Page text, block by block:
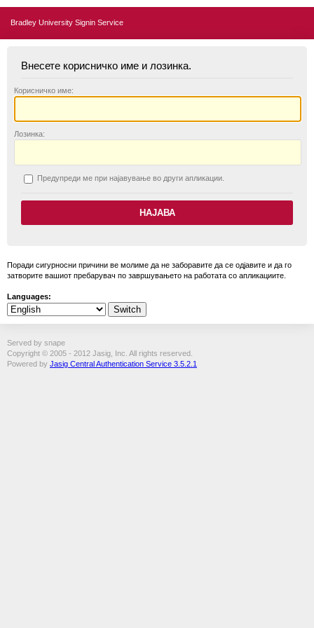
Bradley University Signin Service
Внесете корисничко име и лозинка.
Корисничко име:
Лозинка:
Предупреди ме при најавување во други апликации.
Поради сигурносни причини ве молиме да не заборавите да се одјавите и да го
затворите вашиот пребарувач по завршувањето на работата со апликациите.
Languages:
Served by snape
Copyright © 2005 - 2012 Jasig, Inc. All rights reserved.
Powered by Jasig Central Authentication Service 3.5.2.1